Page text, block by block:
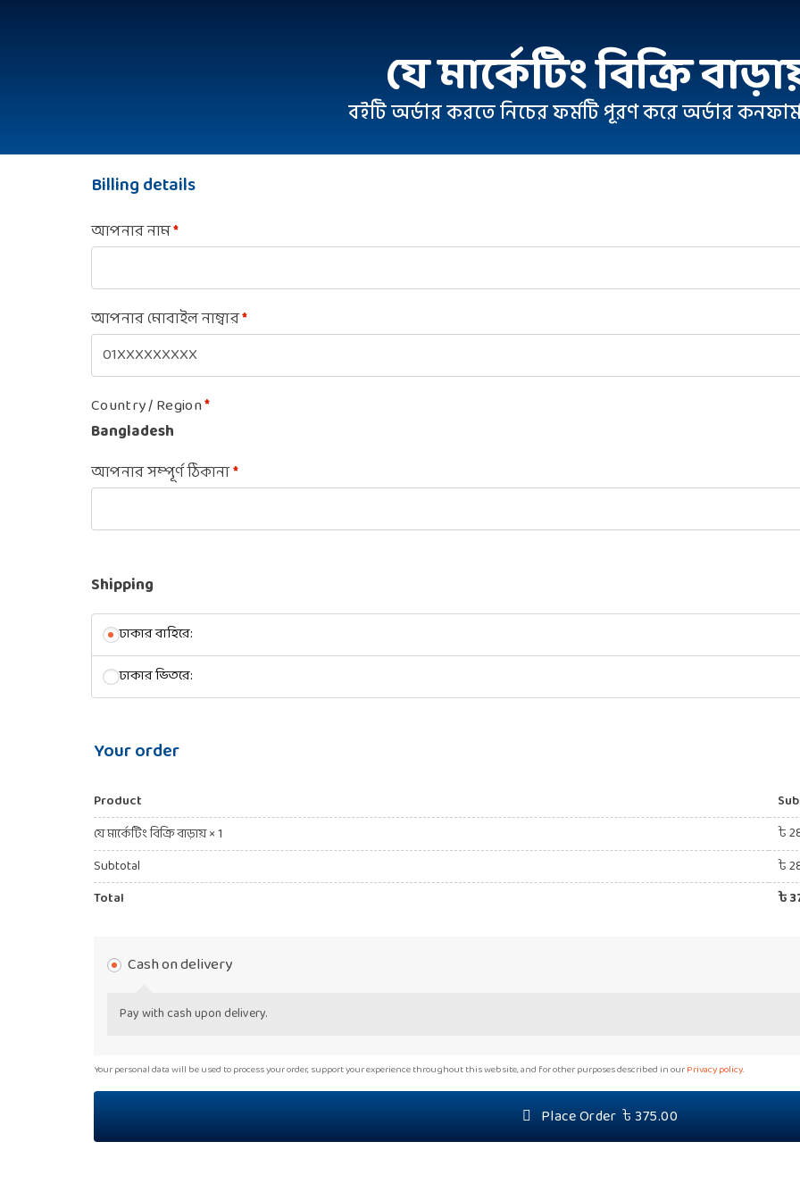
যে মার্কেটিং বিক্রি
বইটি অর্ডার করতে নিচের ফর্মটি পূরণ করে অর্ডার
Billing details
আপনার নাম*
আপনার মোবাইল নাম্বার*
Country / Region*
Bangladesh
আপনার সম্পূর্ণ ঠিকানা*
Shipping
ঢাকার বাহিরে:
ঢাকার ভিতরে:
Your order
Product
যে মার্কেটিং বিক্রি বাড়ায়× 1 ৳
Subtotal
৳
Total
৳
Cash on delivery
Pay with cash upon delivery.
Your personal data will be used to process your order, support your experience throughout this website, and for other purposes described in ourPrivacy policy.
Place Order ৳ 375.00